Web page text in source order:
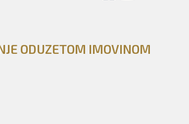
ODUZETOM IMOVINOM